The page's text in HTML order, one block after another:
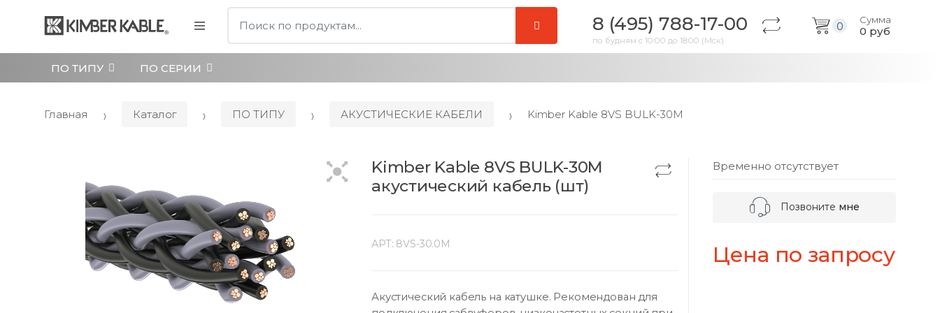
8 (495) 788-17-00
по будням с 10:00 до 18:00 (Мск)
0
Сумма
0 руб
ПО ТИПУ ПО СЕРИИ
Главная Каталог ПО ТИПУ АКУСТИЧЕСКИЕ КАБЕЛИ Kimber Kable 8VS BULK-30M
Kimber Kable 8VS BULK-30M
акустический кабель (шт)
АРТ: 8VS-30.0M
Акустический кабель на катушке. Рекомендован для
Временно отсутствует
Позвоните мне
Цена по запросу